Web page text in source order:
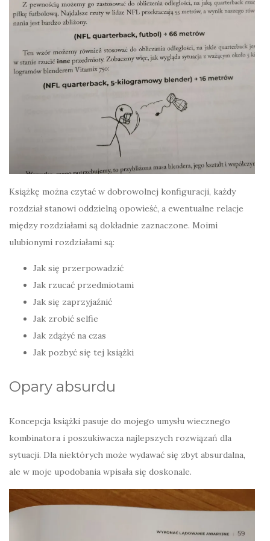
Książkę można czytać w dobrowolnej konfiguracji, każdy
rozdział stanowi oddzielną opowieść, a ewentualne relacje
między rozdziałami są dokładnie zaznaczone. Moimi
ulubionymi rozdziałami są:
Jak się przerpowadzić
Jak rzucać przedmiotami
Jak się zaprzyjaźnić
Jak zrobić selfie
Jak zdążyć na czas
Jak pozbyć się tej książki
Opary absurdu
Koncepcja książki pasuje do mojego umysłu wiecznego
kombinatora i poszukiwacza najlepszych rozwiązań dla
sytuacji. Dla niektórych może wydawać się zbyt absurdalna,
ale w moje upodobania wpisała się doskonale.